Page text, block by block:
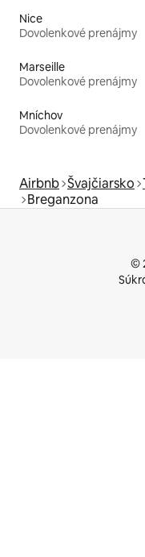
Nice
Dovolenkové prenájmy
Marseille
Dovolenkové prenájmy
Mníchov
Dovolenkové prenájmy
Airbnb Švajčiarsko
Breganzona
©